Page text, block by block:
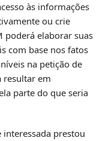
às informações
ou crie
poderá elaborar suas
com base nos fatos
na petição de
resultar em
parte do que seria
interessada prestou